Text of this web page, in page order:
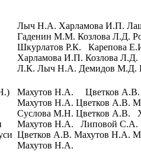
Лыч Н.А. Харламова И.П.
Гаденин М.М. Козлова Л.Д.
Шкурлатов Р.К. Карепова
Харламова И.П. Козлова
Л.К. Лыч Н.А. Демидов М.Д.
Махутов Н.А. Цветков А.В.
Махутов Н.А. Цветков А.В.
Суслова М.Н. Цветков А.В.
Махутов Н.А. Липовой С.А.
Цветков А.В. Махутов Н.А.
Махутов Н.А.